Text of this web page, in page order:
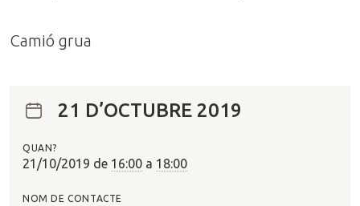
Camió grua
21 D’OCTUBRE 2019
QUAN?
21/10/2019 de 16:00 a 18:00
NOM DE CONTACTE